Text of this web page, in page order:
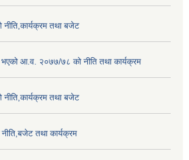
तथा बजेट
भएको आ.व. २०७७/७८ को नीति तथा कार्यक्रम
तथा बजेट
तथा कार्यक्रम